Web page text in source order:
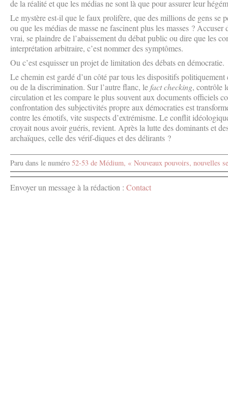
de la réalité et que les médias ne sont là que pour assurer leur
Le mystère est-il que le faux prolifère, que des millions de gens se
ou que les médias de masse ne fascinent plus les masses ?
vrai, se plaindre de l’abaissement du débat public ou dire que les
interprétation arbitraire, c’est nommer des symptômes.
Ou c’est esquisser un projet de limitation des débats en démocratie.
Le chemin est gardé d’un côté par tous les dispositifs
ou de la discrimination. Sur l’autre flanc, lefactchecking, contrôle
circulation et les compare le plus souvent aux documents officiels
confrontation des subjectivités propre aux démocraties est
contre les émotifs, vite suspects d’extrémisme. Le conflit
croyait nous avoir guéris, revient. Après la lutte des dominants et
archaïques, celle des vérif-diques et des délirants ?
Paru dans le numéro 52-53 de Médium, « Nouveaux pouvoirs, nouvelles
Envoyer un message à la rédaction : Contact